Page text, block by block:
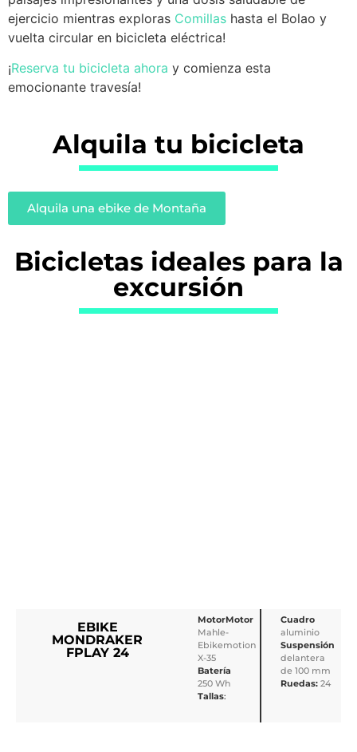
ejercicio mientras exploras Comillas hasta el Bolao y
vuelta circular en bicicleta eléctrica!
¡Reserva tu bicicleta ahora y comienza esta
emocionante travesía!
Alquila tu bicicleta
Alquila una ebike de Montaña
Bicicletas ideales para la
excursión
EBIKE
MONDRAKER
FPLAY 24
MotorMotor
Mahle-
Ebikemotion
X-35
Batería
250 Wh
Tallas:
Cuadro
aluminio
Suspensión
delantera
de 100 mm
Ruedas: 24